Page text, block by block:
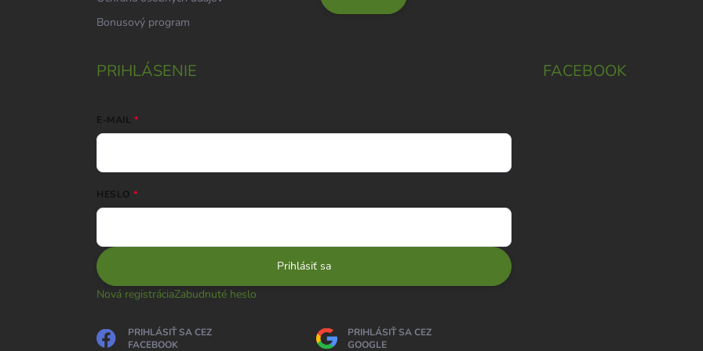
Bonusový program
PRIHLÁSENIE
E-MAIL
HESLO
Prihlásiť sa
Nová registráciaZabudnuté heslo
PRIHLÁSIŤ SA CEZ
FACEBOOK
PRIHLÁSIŤ SA CEZ
GOOGLE
FACEBOOK